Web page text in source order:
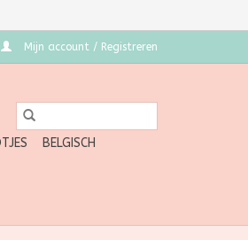
Mijn account / Registreren
BELGISCH